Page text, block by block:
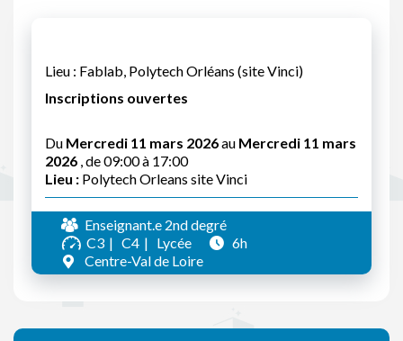
Lieu : Fablab, Polytech Orléans (site Vinci)
Inscriptions ouvertes
Du Mercredi 11 mars 2026au Mercredi 11 mars
2026 , de 09:00 à 17:00
Lieu : Polytech Orleans site Vinci
Enseignant.e 2nd degré
C3
C4 Lycée
6h
Centre-Val de Loire